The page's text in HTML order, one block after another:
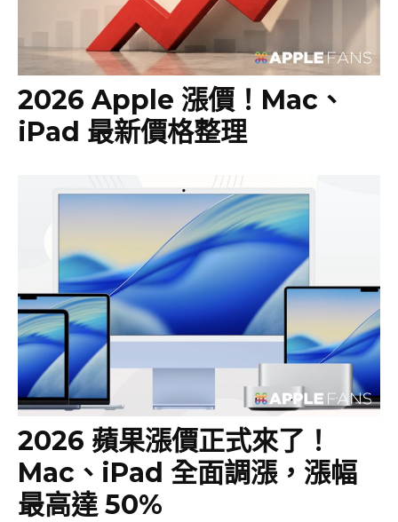
2026 Apple 漲價！Mac、
iPad 最新價格整理
2026 蘋果漲價正式來了！
Mac、iPad 全面調漲，漲幅
最高達 50%